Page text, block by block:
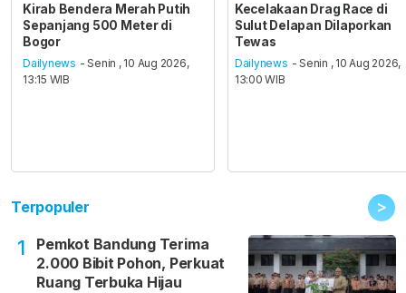
Kirab Bendera Merah Putih
Sepanjang 500 Meter di
Bogor
Dailynews - Senin , 10 Aug 2026,
13:15 WIB
Kecelakaan Drag Race di
Sulut Delapan Dilaporkan
Tewas
Dailynews - Senin , 10 Aug 2026,
13:00 WIB
Terpopuler >
1
Pemkot Bandung Terima
2.000 Bibit Pohon, Perkuat
Ruang Terbuka Hijau